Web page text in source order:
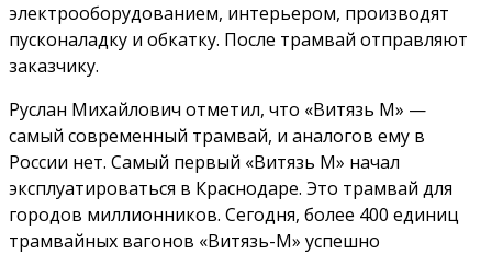
электрооборудованием, интерьером, производят
пусконаладку и обкатку. После трамвай отправляют
заказчику.
Руслан Михайлович отметил, что «Витязь М» —
самый современный трамвай, и аналогов ему в
России нет. Самый первый «Витязь М» начал
эксплуатироваться в Краснодаре. Это трамвай для
городов миллионников. Сегодня, более 400 единиц
трамвайных вагонов «Витязь-М» успешно